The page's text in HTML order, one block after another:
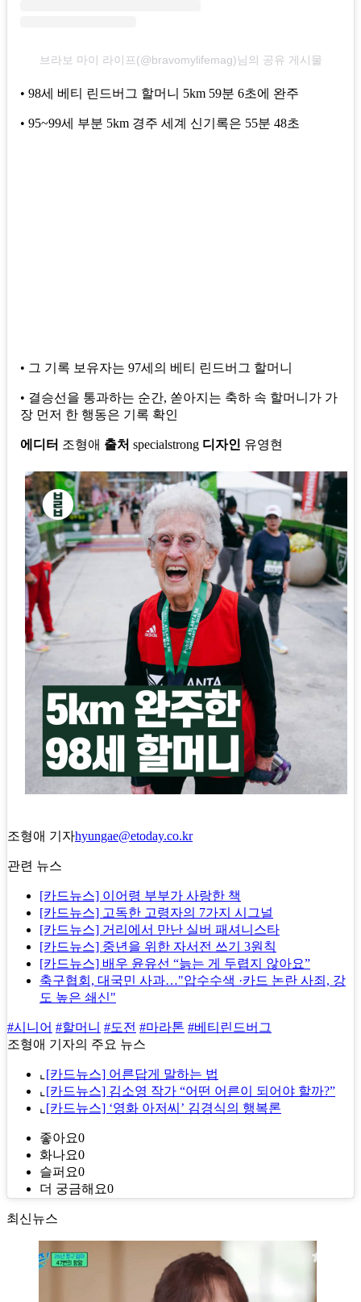
브라보 마이 라이프(@bravomylifemag)님의 공유 게시물
• 98세 베티 린드버그 할머니 5km 59분 6초에 완주
• 95~99세 부분 5km 경주 세계 신기록은 55분 48초
• 그 기록 보유자는 97세의 베티 린드버그 할머니
• 결승선을 통과하는 순간, 쏟아지는 축하 속 할머니가 가
장 먼저 한 행동은 기록 확인
에디터 조형애 출처 specialstrong 디자인 유영현
조형애 기자hyungae@etoday.co.kr
관련 뉴스
[카드뉴스] 이어령 부부가 사랑한 책
[카드뉴스] 고독한 고령자의 7가지 시그널
[카드뉴스] 거리에서 만난 실버 패셔니스타
[카드뉴스] 중년을 위한 자서전 쓰기 3원칙
[카드뉴스] 배우 윤유선 “늙는 게 두렵지 않아요”
축구협회, 대국민 사과…"압수수색 ·카드 논란 사죄, 강
도 높은 쇄신"
#시니어 #할머니 #도전 #마라톤 #베티린드버그
조형애 기자의 주요 뉴스
⌞ [카드뉴스] 어른답게 말하는 법
⌞ [카드뉴스] 김소영 작가 “어떤 어른이 되어야 할까?”
⌞ [카드뉴스] ‘영화 아저씨’ 김경식의 행복론
좋아요0
화나요0
슬퍼요0
더 궁금해요0
최신뉴스